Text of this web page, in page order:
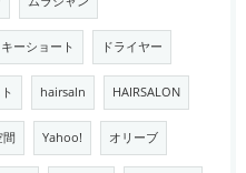
ーショート ドライヤー
hairsaln HAIRSALON
間 Yahoo! オリーブ